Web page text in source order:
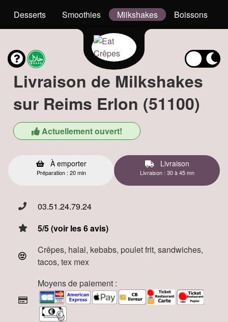
Desserts Smoothies Milkshakes Boissons
Livraison de Milkshakes
sur Reims Erlon (51100)
Actuellement ouvert!
À emporter
Préparation : 20 min
Livraison
Livraison : 30 à 45 mn
03.51.24.79.24
5/5 (voir les 6 avis)
Crêpes, halal, kebabs, poulet frit, sandwiches,
tacos, tex mex
Moyens de paiement :